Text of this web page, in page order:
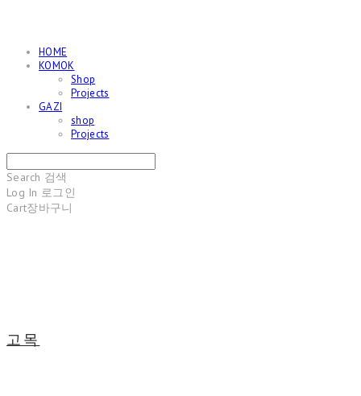
HOME
KOMOK
Shop
Projects
GAZI
shop
Projects
Search 검색
Log In 로그인
Cart장바구니
고목